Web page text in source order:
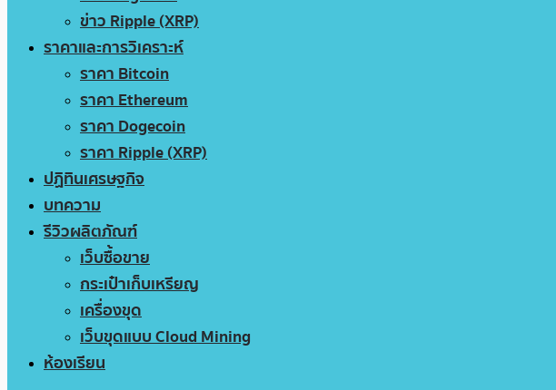
ข่าว Ripple (XRP)
ราคาและการวิเคราะห์
ราคา Bitcoin
ราคา Ethereum
ราคา Dogecoin
ราคา Ripple (XRP)
ปฏิทินเศรษฐกิจ
บทความ
รีวิวผลิตภัณฑ์
เว็บซื้อขาย
กระเป๋าเก็บเหรียญ
เครื่องขุด
เว็บขุดแบบ Cloud Mining
ห้องเรียน